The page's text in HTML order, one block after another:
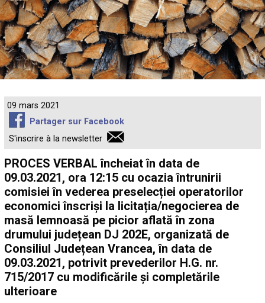
09 mars 2021
Partager sur Facebook
S'inscrire à la newsletter
PROCES VERBAL încheiat în data de
09.03.2021, ora 12:15 cu ocazia întrunirii
comisiei în vederea preselecției operatorilor
economici înscriși la licitația/negocierea de
masă lemnoasă pe picior aflată în zona
drumului județean DJ 202E, organizată de
Consiliul Județean Vrancea, în data de
09.03.2021, potrivit prevederilor H.G. nr.
715/2017 cu modificările și completările
ulterioare